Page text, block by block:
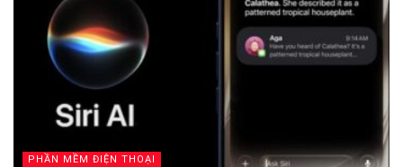
PHẦN MỀM ĐIỆN THOẠI